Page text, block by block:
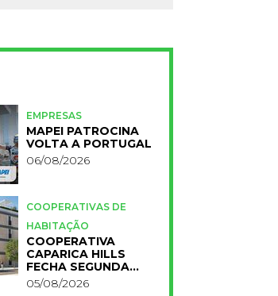
EMPRESAS
MAPEI PATROCINA
VOLTA A PORTUGAL
06/08/2026
COOPERATIVAS DE
HABITAÇÃO
COOPERATIVA
CAPARICA HILLS
FECHA SEGUNDA
FASE DO PROJETO
05/08/2026